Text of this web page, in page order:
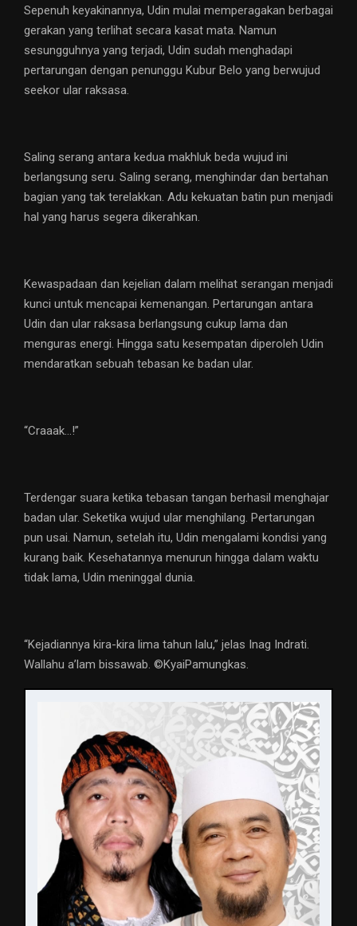
Sepenuh keyakinannya, Udin mulai memperagakan berbagai
gerakan yang terlihat secara kasat mata. Namun
sesungguhnya yang terjadi, Udin sudah menghadapi
pertarungan dengan penunggu Kubur Belo yang berwujud
seekor ular raksasa.
Saling serang antara kedua makhluk beda wujud ini
berlangsung seru. Saling serang, menghindar dan bertahan
bagian yang tak terelakkan. Adu kekuatan batin pun menjadi
hal yang harus segera dikerahkan.
Kewaspadaan dan kejelian dalam melihat serangan menjadi
kunci untuk mencapai kemenangan. Pertarungan antara
Udin dan ular raksasa berlangsung cukup lama dan
menguras energi. Hingga satu kesempatan diperoleh Udin
mendaratkan sebuah tebasan ke badan ular.
“Craaak…!”
Terdengar suara ketika tebasan tangan berhasil menghajar
badan ular. Seketika wujud ular menghilang. Pertarungan
pun usai. Namun, setelah itu, Udin mengalami kondisi yang
kurang baik. Kesehatannya menurun hingga dalam waktu
tidak lama, Udin meninggal dunia.
“Kejadiannya kira-kira lima tahun lalu,” jelas Inag Indrati.
Wallahu a’lam bissawab. ©️KyaiPamungkas.